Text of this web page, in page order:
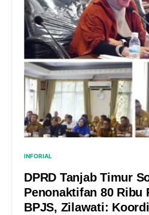
INFORIAL
DPRD Tanjab Timur
Penonaktifan 80 Ribu
BPJS, Zilawati: